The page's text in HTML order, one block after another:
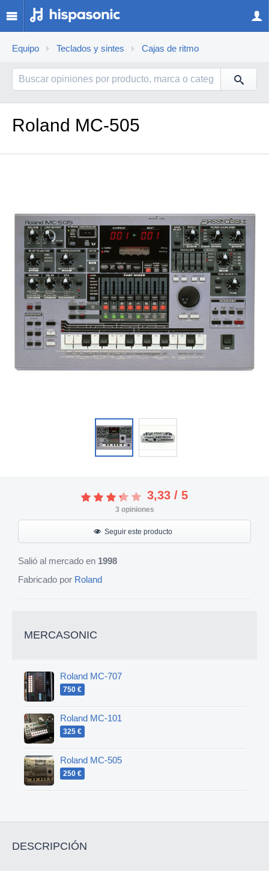
Equipo Teclados y sintes Cajas de ritmo
Roland MC-505
3,33 / 5
3 opiniones
Seguir este producto
Salió al mercado en 1998
Fabricado por Roland
MERCASONIC
Roland MC-707
750 €
Roland MC-101
325 €
Roland MC-505
250 €
DESCRIPCIÓN